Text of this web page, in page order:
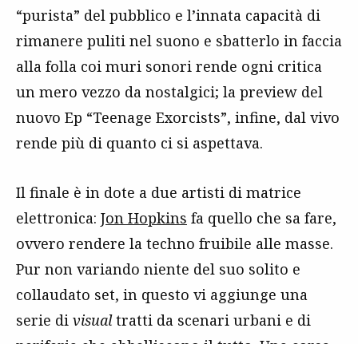
“purista” del pubblico e l’innata capacità di
rimanere puliti nel suono e sbatterlo in faccia
alla folla coi muri sonori rende ogni critica
un mero vezzo da nostalgici; la preview del
nuovo Ep “Teenage Exorcists”, infine, dal vivo
rende più di quanto ci si aspettava.
Il finale è in dote a due artisti di matrice
elettronica: Jon Hopkins fa quello che sa fare,
ovvero rendere la techno fruibile alle masse.
Pur non variando niente del suo solito e
collaudato set, in questo vi aggiunge una
serie di visualtratti da scenari urbani e di